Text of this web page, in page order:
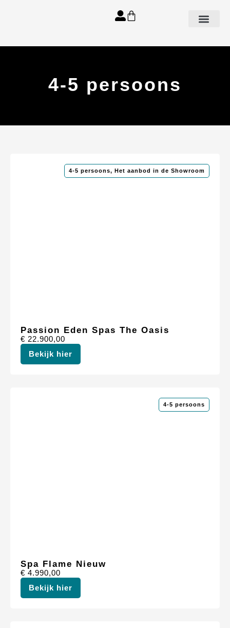
4-5 persoons
4-5 persoons, Het aanbod in de Showroom
Passion Eden Spas The Oasis
€ 22.900,00
Bekijk hier
4-5 persoons
Spa Flame Nieuw
€ 4.990,00
Bekijk hier